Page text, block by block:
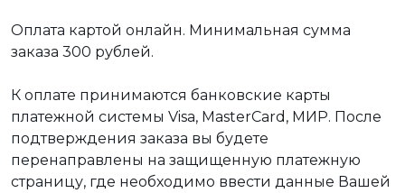
Оплата картой онлайн. Минимальная сумма
заказа 300 рублей.
К оплате принимаются банковские карты
платежной системы Visa, MasterCard, МИР. После
подтверждения заказа вы будете
перенаправлены на защищенную платежную
страницу, где необходимо ввести данные Вашей